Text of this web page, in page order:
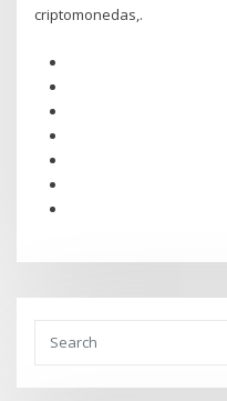
criptomonedas,.